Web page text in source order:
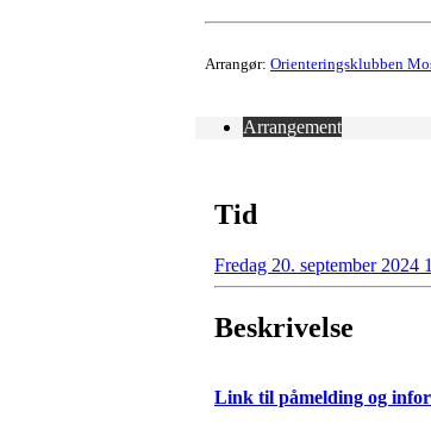
Arrangør: Orienteringsklubben
Arrangement
Tid
Fredag 20. september 2024
Beskrivelse
Link til påmelding og